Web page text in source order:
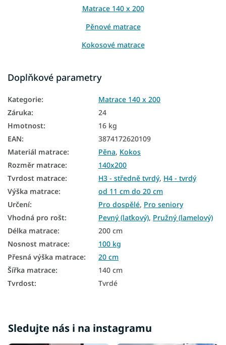
Matrace 140 x 200
Pěnové matrace
Kokosové matrace
Vysoké matrace
Matrace Aloe Vera
Matrace z PUR pěny
Podlahové matrace
Oboustranné matrace
Tvrdé matrace
Zónové matrace
Velké matrace
Manželské matrace
7zónové matrace
Pěnové matrace 140x200
Doplňkové parametry
Kategorie:
Matrace 140 x 200
Záruka:
24
Hmotnost:
16 kg
EAN:
3874172620109
Materiál matrace: Pěna, Kokos
Rozměr matrace:
140x200
Tvrdost matrace: H3 - středně tvrdý, H4 - tvrdý
Výška matrace:
od 11 cm do 20 cm
Určení: Pro dospělé, Pro seniory
Vhodná pro rošt: Pevný (laťkový), Pružný (lamelový)
Délka matrace:
200 cm
Nosnost matrace:
100 kg
Přesná výška matrace:
20 cm
Šířka matrace:
140 cm
Tvrdost: Tvrdé
Sledujte nás i na instagramu